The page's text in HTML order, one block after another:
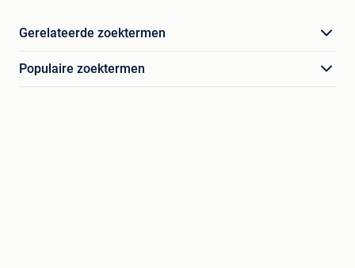
Gerelateerde zoektermen
Populaire zoektermen